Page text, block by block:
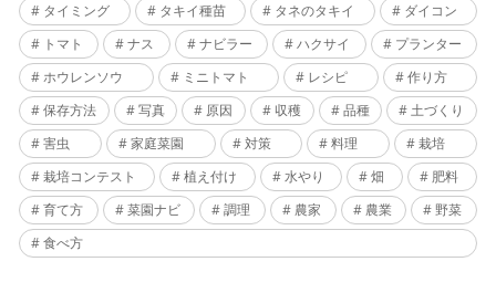
タイミング
タキイ種苗 タネのタキイ
ダイコン
トマト
ナス ナビラー ハクサイ
プランター
ホウレンソウ
ミニトマト レシピ
作り方
保存方法
写真 原因 収穫 品種
土づくり
害虫
家庭菜園 対策 料理
栽培
栽培コンテスト
植え付け 水やり 畑
肥料
育て方
菜園ナビ 調理 農家 農業
野菜
食べ方